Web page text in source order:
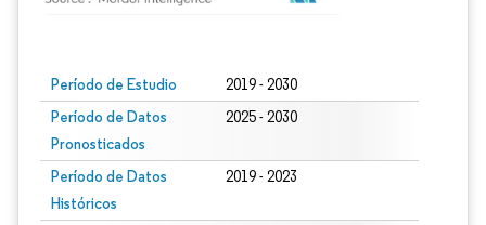
Período de Estudio 2019 - 2030
Período de Datos
Pronosticados
2025 - 2030
Período de Datos
Históricos
2019 - 2023